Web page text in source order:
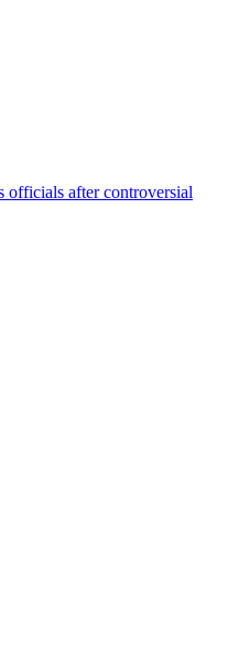
officials after controversial